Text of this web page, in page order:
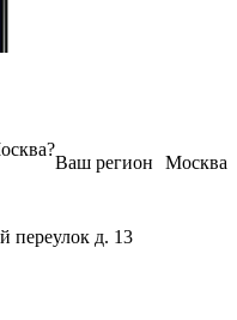
Москва
Ваш регион
?
переулок д. 13